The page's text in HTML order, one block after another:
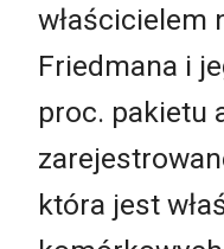
właścicielem
Friedmana i
proc. pakietu
która jest